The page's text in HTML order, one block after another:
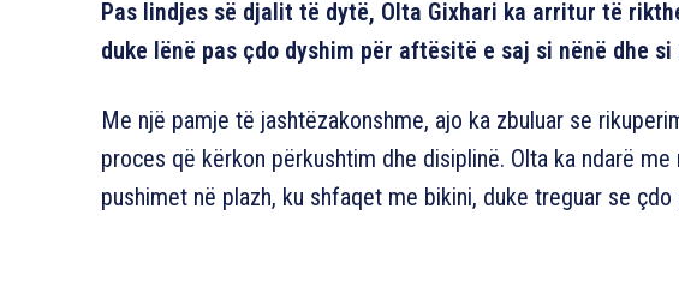
Pas lindjes së djalit të dytë, Olta Gixhari ka arritur të
duke lënë pas çdo dyshim për aftësitë e saj si nënë dhe
Me një pamje të jashtëzakonshme, ajo ka zbuluar se
proces që kërkon përkushtim dhe disiplinë. Olta ka ndarë
pushimet në plazh, ku shfaqet me bikini, duke treguar se